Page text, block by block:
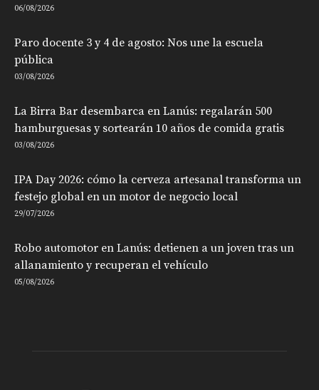
06/08/2026
Paro docente 3 y 4 de agosto: Nos une la escuela
pública
03/08/2026
La Birra Bar desembarca en Lanús: regalarán 500
hamburguesas y sortearán 10 años de comida gratis
03/08/2026
IPA Day 2026: cómo la cerveza artesanal transforma un
festejo global en un motor de negocio local
29/07/2026
Robo automotor en Lanús: detienen a un joven tras un
allanamiento y recuperan el vehículo
05/08/2026